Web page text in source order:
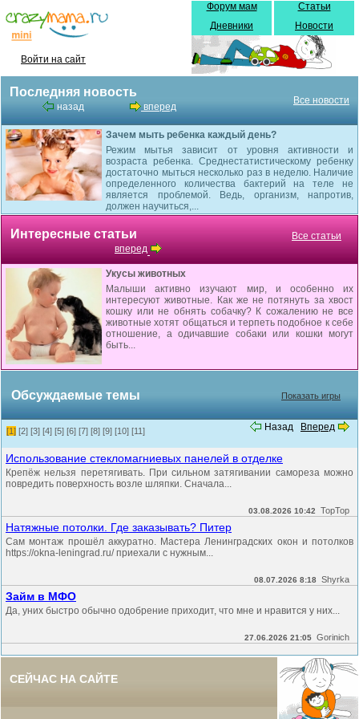
Войти на сайт
Форум мам
Дневники
Статьи
Новости
Последняя новость
назад вперед
Все новости
Зачем мыть ребенка каждый день?
Режим мытья зависит от уровня активности и
возраста ребенка. Среднестатистическому ребенку
достаточно мыться несколько раз в неделю. Наличие
определенного количества бактерий на теле не
является проблемой. Ведь, организм, напротив,
должен научиться,...
Интересные статьи
вперед
Все статьи
Укусы животных
Малыши активно изучают мир, и особенно их
интересуют животные. Как же не потянуть за хвост
кошку или не обнять собачку? К сожалению не все
животные хотят общаться и терпеть подобное к себе
отношение, а одичавшие собаки или кошки могут
быть...
Обсуждаемые темы Показать игры
Назад Вперед
[1] [2] [3] [4] [5] [6] [7] [8] [9] [10] [11]
Использование стекломагниевых панелей в отделке
Крепёж нельзя перетягивать. При сильном затягивании самореза можно
повредить поверхность возле шляпки. Сначала...
03.08.2026 10:42 TopTop
Натяжные потолки. Где заказывать? Питер
Сам монтаж прошёл аккуратно. Мастера Ленинградских окон и потолков
https://okna-leningrad.ru/ приехали с нужным...
08.07.2026 8:18 Shyrka
Займ в МФО
Да, уних быстро обычно одобрение приходит, что мне и нравится у них...
27.06.2026 21:05 Gorinich
СЕЙЧАС НА САЙТЕ